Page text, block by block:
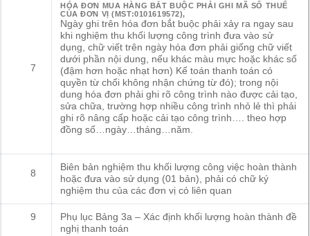
7
HÓA ĐƠN MUA HÀNG BẮT BUỘC PHẢI GHI MÃ SỐ THUẾ
CỦA ĐƠN VỊ (MST:0101619572),
Ngày ghi trên hóa đơn bắt buộc phải xảy ra ngay sau
khi nghiệm thu khối lượng công trình đưa vào sử
dụng, chữ viết trên ngày hóa đơn phải giống chữ viết
dưới phần nội dung, nếu khác màu mực hoặc khác số
(đậm hơn hoặc nhạt hơn) Kế toán thanh toán có
quyền từ chối không nhận chứng từ đó); trong nội
dung hóa đơn phải ghi rõ công trình nào được cải tạo,
sửa chữa, trường hợp nhiều công trình nhỏ lẻ thì phải
ghi rõ nâng cấp hoặc cải tạo công trình…. theo hợp
đồng số…ngày…tháng…năm.
8
Biên bản nghiệm thu khối lượng công việc hoàn thành
hoặc đưa vào sử dụng (01 bản), phải có chữ ký
nghiệm thu của các đơn vị có liên quan
9
Phụ lục Bảng 3a – Xác định khối lượng hoàn thành đề
nghị thanh toán